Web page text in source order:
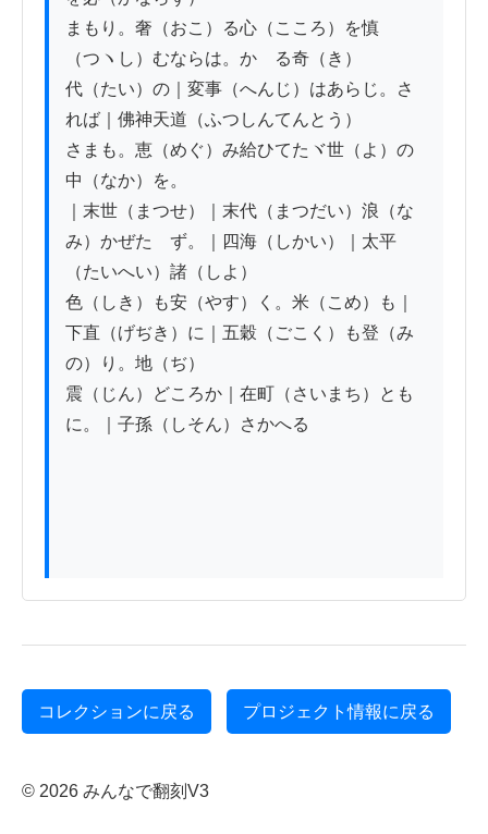
まもり。奢（おこ）る心（こころ）を慎
（つヽし）むならは。かゝる奇（き）
代（たい）の｜変事（へんじ）はあらじ。さ
れば｜佛神天道（ふつしんてんとう）
さまも。恵（めぐ）み給ひてたヾ世（よ）の
中（なか）を。
｜末世（まつせ）｜末代（まつだい）浪（な
み）かぜたゝず。｜四海（しかい）｜太平
（たいへい）諸（しよ）
色（しき）も安（やす）く。米（こめ）も｜
下直（げぢき）に｜五穀（ごこく）も登（み
の）り。地（ぢ）
震（じん）どころか｜在町（さいまち）とも
に。｜子孫（しそん）さかへる
コレクションに戻る プロジェクト情報に戻る
© 2026 みんなで翻刻V3